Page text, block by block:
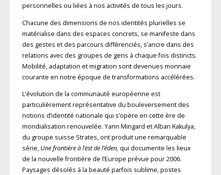
personnelles ou liées à nos activités de tous les jours.
Chacune des dimensions de nos identités plurielles se
matérialise dans des espaces concrets, se manifeste dans
des gestes et des parcours différenciés, s’ancre dans des
relations avec des groupes de gens à chaque fois distincts.
Mobilité, adaptation et migration sont devenues monnaie
courante en notre époque de transformations accélérées.
L’évolution de la communauté européenne est
particulièrement représentative du bouleversement des
notions d’identité nationale qui s’opère en cette ère de
mondialisation renouvelée. Yann Mingard et Alban Kakulya,
du groupe suisse Strates, ont produit une remarquable
série, Une frontière à l’est de l’éden, qui documente les lieux
de la nouvelle frontière de l’Europe prévue pour 2006.
Paysages désolés à la beauté parfois sublime, postes